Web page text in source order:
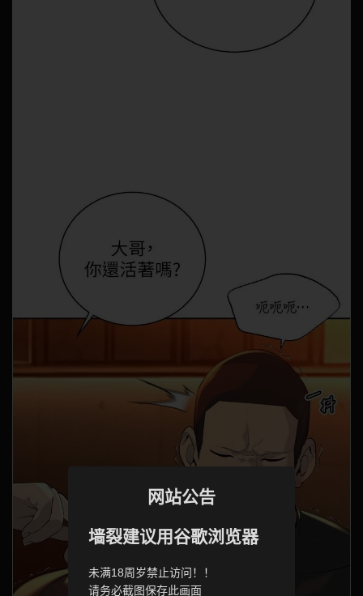
网站公告
墙裂建议用谷歌浏览器
未满18周岁禁止访问！！
请务必截图保存此画面